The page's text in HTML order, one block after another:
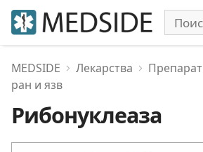
MEDSIDE Лекарства
ран и язв
Рибонуклеаза